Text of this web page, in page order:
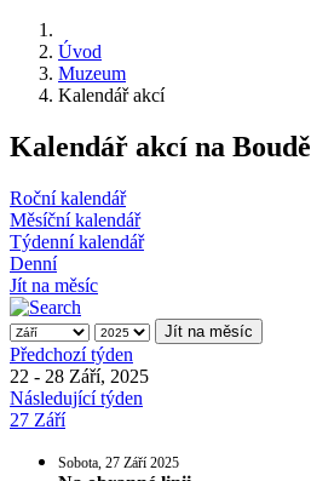
Úvod
Muzeum
Kalendář akcí
Kalendář akcí na Boudě
Roční kalendář
Měsíční kalendář
Týdenní kalendář
Denní
Jít na měsíc
Jít na měsíc
Předchozí týden
22 - 28 Září, 2025
Následující týden
27 Září
Sobota, 27 Září 2025